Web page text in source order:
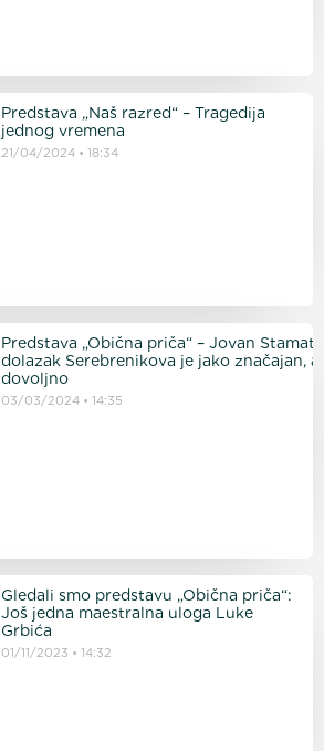
Predstava „Naš razred“ – Tragedija
jednog vremena
21/04/2024 18:34
Predstava „Obična priča“ – Jovan
dolazak Serebrenikova je jako značajan,
dovoljno
03/03/2024 14:35
Gledali smo predstavu „Obična priča“:
Još jedna maestralna uloga Luke
Grbića
01/11/2023 14:32